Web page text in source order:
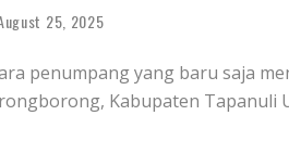
25, 2025
penumpang yang baru saja
Kabupaten Tapanuli